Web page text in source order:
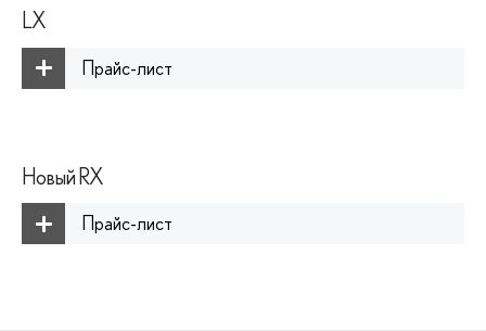
LX
Прайс-лист
Новый RX
Прайс-лист